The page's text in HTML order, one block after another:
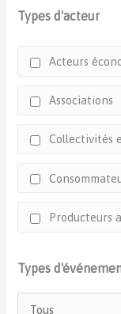
Types d'acteur
Acteurs
Associations
Collectivités
Producteurs
Types